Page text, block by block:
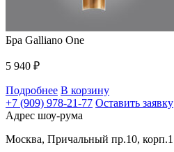
Бра Galliano One
5 940 ₽
Подробнее В корзину
+7 (909) 978-21-77 Оставить заявку
Адрес шоу-рума
Москва, Причальный пр.10, корп.1